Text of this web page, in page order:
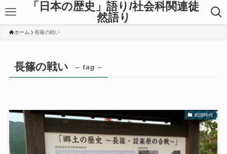
「日本の歴史」語り/社会科関連徒
然語り
ホーム 長篠の戦い
長篠の戦い – tag –
戦国時代